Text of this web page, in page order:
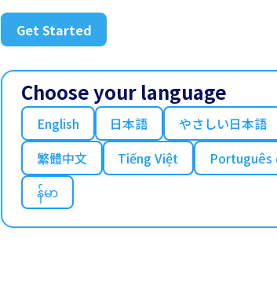
Get Started
Choose your language
English 日本語 やさしい日本語
繁體中文
Tiếng Việt
Português
န်မာ